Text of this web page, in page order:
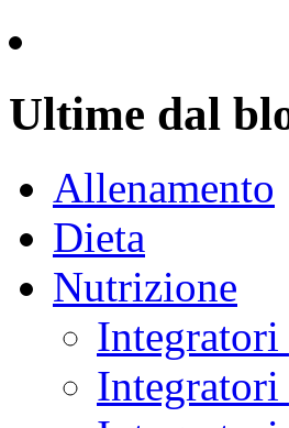
Ultime dal
Allenamento
Dieta
Nutrizione
Integratori